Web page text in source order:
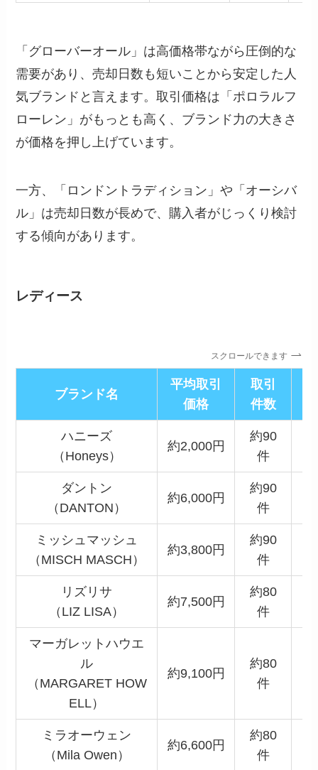
「グローバーオール」は高価格帯ながら圧倒的な
需要があり、売却日数も短いことから安定した人
気ブランドと言えます。取引価格は「ポロラルフ
ローレン」がもっとも高く、ブランド力の大きさ
が価格を押し上げています。
一方、「ロンドントラディション」や「オーシバ
ル」は売却日数が長めで、購入者がじっくり検討
する傾向があります。
レディース
スクロールできます
ブランド名
平均取引
価格
取引
件数
ハニーズ
（Honeys）
約2,000円
約90
件
ダントン
（DANTON）
約6,000円
約90
件
ミッシュマッシュ
（MISCH MASCH）
約3,800円
約90
件
リズリサ
（LIZ LISA）
約7,500円
約80
件
マーガレットハウエ
ル
（MARGARET HOW
ELL）
約9,100円
約80
件
ミラオーウェン
（Mila Owen）
約6,600円
約80
件